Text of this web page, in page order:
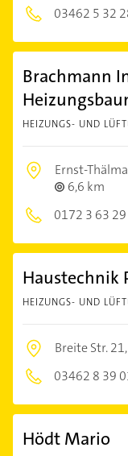
03462 5 32
Brachmann
HEIZUNGS- UND
Ernst-
6,6 km
0172 3 63
Haustechnik
HEIZUNGS- UND
Breite Str. 21,
03462 8 39
Hödt Mario